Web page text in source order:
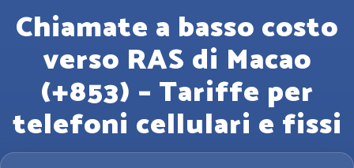
Chiamate a basso costo
verso RAS di Macao
(+853) – Tariffe per
telefoni cellulari e fissi